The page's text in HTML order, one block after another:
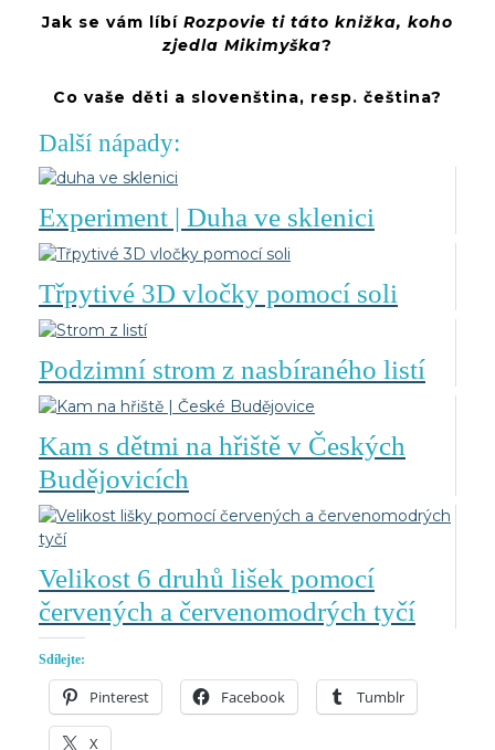
Jak se vám líbí Rozpovie ti táto knižka, koho
zjedla Mikimyška?
Co vaše děti a slovenština, resp. čeština?
Další nápady:
Experiment | Duha ve sklenici
Třpytivé 3D vločky pomocí soli
Podzimní strom z nasbíraného listí
Kam s dětmi na hřiště v Českých
Budějovicích
Velikost 6 druhů lišek pomocí
červených a červenomodrých tyčí
Sdílejte:
Pinterest Facebook Tumblr
X